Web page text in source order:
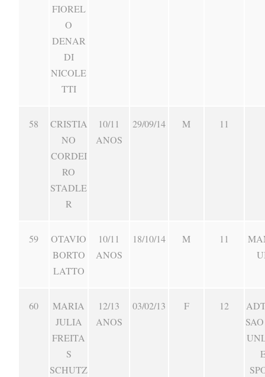
FIOREL
O
DENAR
DI
NICOLE
TTI
58
CRISTIA
NO
CORDEI
RO
STADLE
R
10/11
ANOS
29/09/14 M 11
59
OTAVIO
BORTO
LATTO
10/11
ANOS
18/10/14 M 11
60
MARIA
JULIA
FREITA
S
SCHUTZ
12/13
ANOS
03/02/13 F 12